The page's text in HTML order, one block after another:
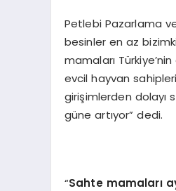
Petlebi Pazarlama
besinler en az
mamaları
evcil hayvan
girişimlerden dolayı
güne artıyor” dedi.
“Sahte mamaları